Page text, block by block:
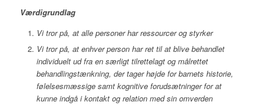
Værdigrundlag
Vi tror på, at alle personer har ressourcer og styrker
Vi tror på, at enhver person har ret til at blive behandlet
individuelt ud fra en særligt tilrettelagt og målrettet
behandlingstænkning, der tager højde for barnets historie,
følelsesmæssige samt kognitive forudsætninger for at
kunne indgå i kontakt og relation med sin omverden